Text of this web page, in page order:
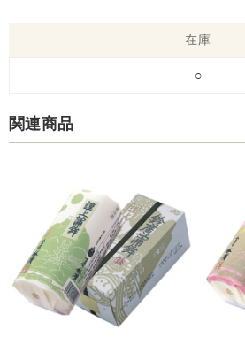
在庫
○
関連商品